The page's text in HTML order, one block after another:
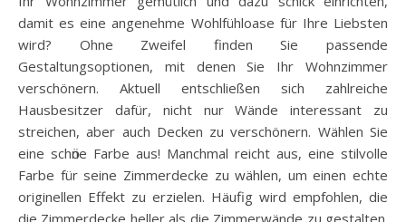
damit es eine angenehme Wohlfühloase für Ihre Liebsten
wird? Ohne Zweifel finden Sie passende
Gestaltungsoptionen, mit denen Sie Ihr Wohnzimmer
verschönern. Aktuell entschließen sich zahlreiche
Hausbesitzer dafür, nicht nur Wände interessant zu
streichen, aber auch Decken zu verschönern. Wählen Sie
eine schӧne Farbe aus! Manchmal reicht aus, eine stilvolle
Farbe für seine Zimmerdecke zu wählen, um einen echte
originellen Effekt zu erzielen. Häufig wird empfohlen, die
die Zimmerdecke heller als die Zimmerwände zu gestalten.